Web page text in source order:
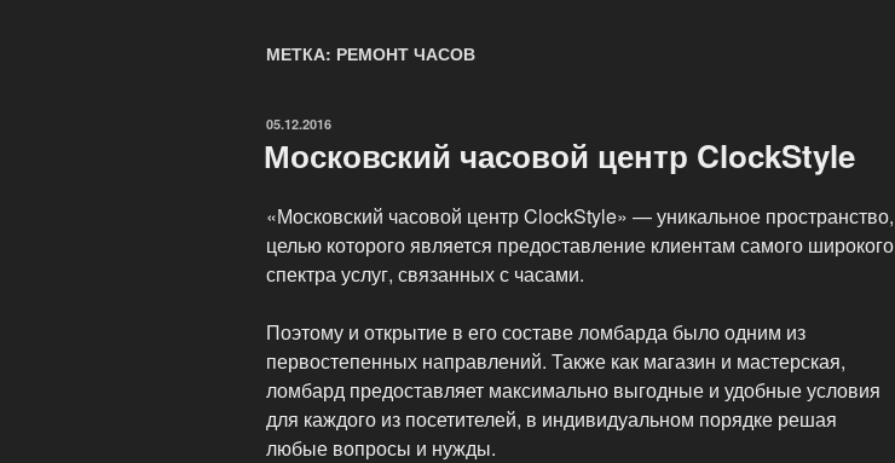
МЕТКА: РЕМОНТ ЧАСОВ
ОПУБЛИКОВАНО
05.12.2016
Московский часовой центр ClockStyle
«Московский часовой центр ClockStyle» — уникальное пространство,
целью которого является предоставление клиентам самого широкого
спектра услуг, связанных с часами.
Поэтому и открытие в его составе ломбарда было одним из
первостепенных направлений. Также как магазин и мастерская,
ломбард предоставляет максимально выгодные и удобные условия
для каждого из посетителей, в индивидуальном порядке решая
любые вопросы и нужды.